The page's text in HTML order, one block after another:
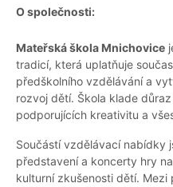
O společnosti:
Mateřská škola Mnichovice
tradicí, která uplatňuje
předškolního vzdělávání a
rozvoj dětí. Škola klade
podporujících kreativitu a
Součástí vzdělávací nabídky
představení a koncerty hry
kulturní zkušenosti dětí.